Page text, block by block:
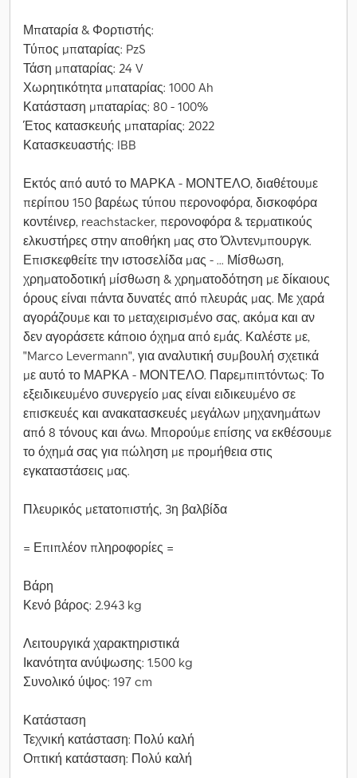
Μπαταρία & Φορτιστής:
Τύπος μπαταρίας: PzS
Τάση μπαταρίας: 24 V
Χωρητικότητα μπαταρίας: 1000 Ah
Κατάσταση μπαταρίας: 80 - 100%
Έτος κατασκευής μπαταρίας: 2022
Κατασκευαστής: IBB
Εκτός από αυτό το ΜΑΡΚΑ - ΜΟΝΤΕΛΟ, διαθέτουμε
περίπου 150 βαρέως τύπου περονοφόρα, δισκοφόρα
κοντέινερ, reachstacker, περονοφόρα & τερματικούς
ελκυστήρες στην αποθήκη μας στο Όλντενμπουργκ.
Επισκεφθείτε την ιστοσελίδα μας - ... Μίσθωση,
χρηματοδοτική μίσθωση & χρηματοδότηση με δίκαιους
όρους είναι πάντα δυνατές από πλευράς μας. Με χαρά
αγοράζουμε και το μεταχειρισμένο σας, ακόμα και αν
δεν αγοράσετε κάποιο όχημα από εμάς. Καλέστε με,
"Marco Levermann", για αναλυτική συμβουλή σχετικά
με αυτό το ΜΑΡΚΑ - ΜΟΝΤΕΛΟ. Παρεμπιπτόντως: Το
εξειδικευμένο συνεργείο μας είναι ειδικευμένο σε
επισκευές και ανακατασκευές μεγάλων μηχανημάτων
από 8 τόνους και άνω. Μπορούμε επίσης να εκθέσουμε
το όχημά σας για πώληση με προμήθεια στις
εγκαταστάσεις μας.
Πλευρικός μετατοπιστής, 3η βαλβίδα
= Επιπλέον πληροφορίες =
Βάρη
Κενό βάρος: 2.943 kg
Λειτουργικά χαρακτηριστικά
Ικανότητα ανύψωσης: 1.500 kg
Συνολικό ύψος: 197 cm
Κατάσταση
Τεχνική κατάσταση: Πολύ καλή
Οπτική κατάσταση: Πολύ καλή